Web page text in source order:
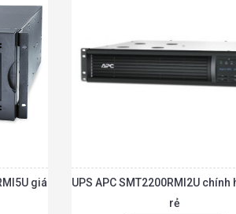
giá
UPS APC SMT2200RMI2U chính
rẻ